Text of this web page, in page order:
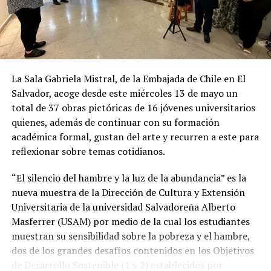
RELATED TOPICS: EJERCICIO
ENVEJECIMIENTO
PRINCIPAL
UP NEXT
Encuesta revela que los temas de salud ocupan el primer
lugar en los beneficios de las empresas
DON'T MISS
Mitos y verdades del virus del Papiloma Humano
La Sala Gabriela Mistral, de la Embajada de Chile en El
Salvador, acoge desde este miércoles 13 de mayo un
total de 37 obras pictóricas de 16 jóvenes universitarios
quienes, además de continuar con su formación
académica formal, gustan del arte y recurren a este para
reflexionar sobre temas cotidianos.
“El silencio del hambre y la luz de la abundancia” es la
nueva muestra de la Dirección de Cultura y Extensión
Universitaria de la universidad Salvadoreña Alberto
Masferrer (USAM) por medio de la cual los estudiantes
muestran su sensibilidad sobre la pobreza y el hambre,
dos de los grandes desafíos contenidos en los Objetivos
de Desarrollo Sostenible (1 y 2) establecidos por